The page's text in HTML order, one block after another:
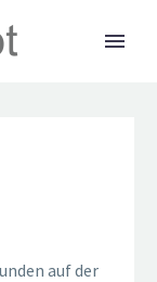
auf der